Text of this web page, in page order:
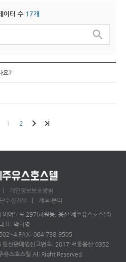
이터 수 17개
요?
1 2
개인정보보호방침
수집거부
제휴 문의
어도로 297(하원동, 용산 제주유스호스텔)
대표: 박희영
FAX: 064-738-9505
신판매업신고번호: 2017-서울용산-0352
스호스텔 All Right Reserved.